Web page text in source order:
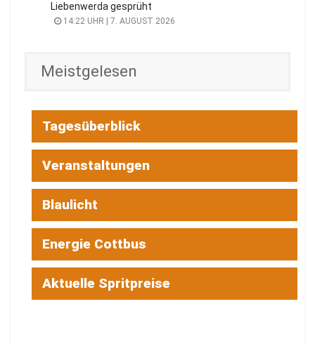
Liebenwerda gesprüht
14:22 UHR | 7. AUGUST 2026
Meistgelesen
Tagesüberblick
Veranstaltungen
Blaulicht
Energie Cottbus
Aktuelle Spritpreise